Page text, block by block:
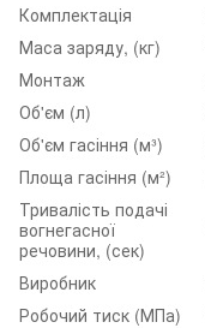
Комплектація
Маса заряду, (кг)
Монтаж
Об'єм (л)
Об'єм гасіння (м³)
Площа гасіння (м²)
Тривалість подачі
вогнегасної
речовини, (сек)
Виробник
Робочий тиск (МПа)